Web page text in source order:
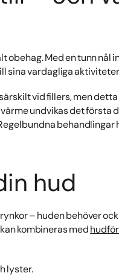
Med en tunn
sina vardagliga
vid fillers, men
undvikas det första
hud
– huden behöver
kombineras med
lyster.